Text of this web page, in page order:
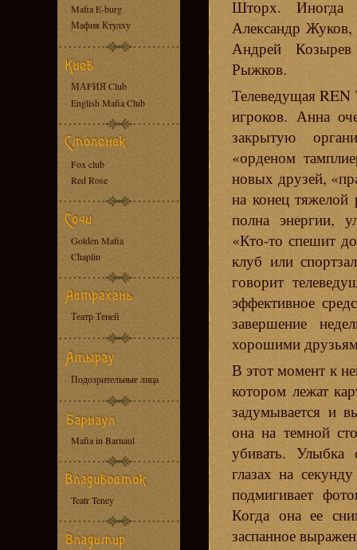
Mafia E-burg
Мафия Ктулху
МАFИЯ Club
English Mafia Club
Fox club
Red Rose
Golden Mafia
Chaplin
Театр Теней
Подозрительные лица
Mafia in Barnaul
Teatr Teney
Шторх. Иногда
Александр
Андрей
Рыжков.
Телеведущая
игроков. Анна
закрытую
«орденом
новых друзей,
на конец тяжелой
полна энергии,
«Кто-то спешит
клуб или
говорит
эффективное
завершение
хорошими
В этот момент к
котором лежат
задумывается и
она на темной
убивать. Улыбка
глазах на
подмигивает
Когда она ее
заспанное